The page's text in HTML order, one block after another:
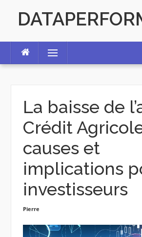
content
Menu
La baisse de
Crédit
causes et
implications
investisseurs
Pierre